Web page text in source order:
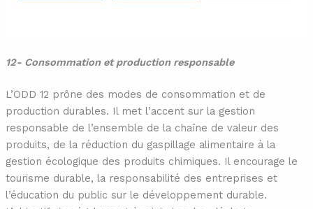
12- Consommation et production responsable
L’ODD 12 prône des modes de consommation et de
production durables. Il met l’accent sur la gestion
responsable de l’ensemble de la chaîne de valeur des
produits, de la réduction du gaspillage alimentaire à la
gestion écologique des produits chimiques. Il encourage le
tourisme durable, la responsabilité des entreprises et
l’éducation du public sur le développement durable.